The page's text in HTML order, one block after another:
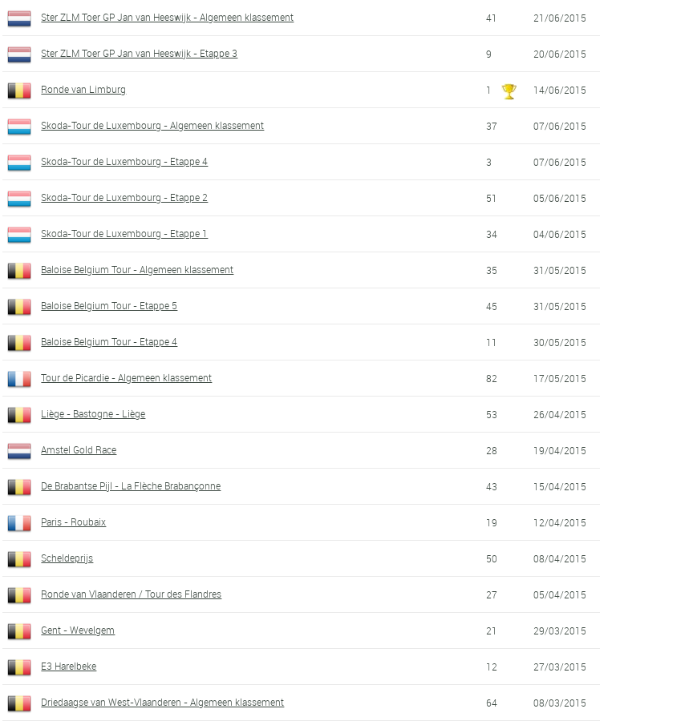
Ster ZLM Toer GP Jan van Heeswijk - Algemeen klassement 41 21/06/2015
Ster ZLM Toer GP Jan van Heeswijk - Etappe 3 9 20/06/2015
Ronde van Limburg 1 14/06/2015
Skoda-Tour de Luxembourg - Algemeen klassement 37 07/06/2015
Skoda-Tour de Luxembourg - Etappe 4 3 07/06/2015
Skoda-Tour de Luxembourg - Etappe 2 51 05/06/2015
Skoda-Tour de Luxembourg - Etappe 1 34 04/06/2015
Baloise Belgium Tour - Algemeen klassement 35 31/05/2015
Baloise Belgium Tour - Etappe 5 45 31/05/2015
Baloise Belgium Tour - Etappe 4 11 30/05/2015
Tour de Picardie - Algemeen klassement 82 17/05/2015
Liège - Bastogne - Liège 53 26/04/2015
Amstel Gold Race 28 19/04/2015
De Brabantse Pijl - La Flèche Brabançonne 43 15/04/2015
Paris - Roubaix 19 12/04/2015
Scheldeprijs 50 08/04/2015
Ronde van Vlaanderen / Tour des Flandres 27 05/04/2015
Gent - Wevelgem 21 29/03/2015
E3 Harelbeke 12 27/03/2015
Driedaagse van West-Vlaanderen - Algemeen klassement 64 08/03/2015